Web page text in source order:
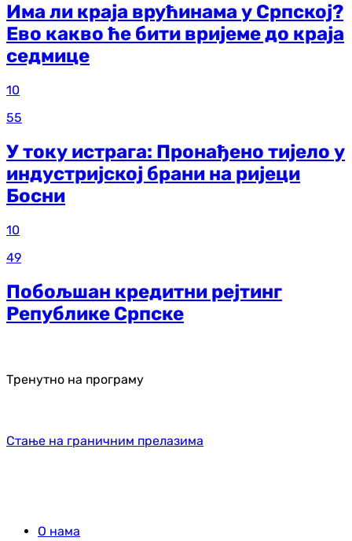
Има ли краја врућинама у Српској?
Ево какво ће бити вријеме до краја
седмице
10
55
У току истрага: Пронађено тијело у
индустријској брани на ријеци
Босни
10
49
Побољшан кредитни рејтинг
Републике Српске
Тренутно на програму
Стање на граничним прелазима
О нама